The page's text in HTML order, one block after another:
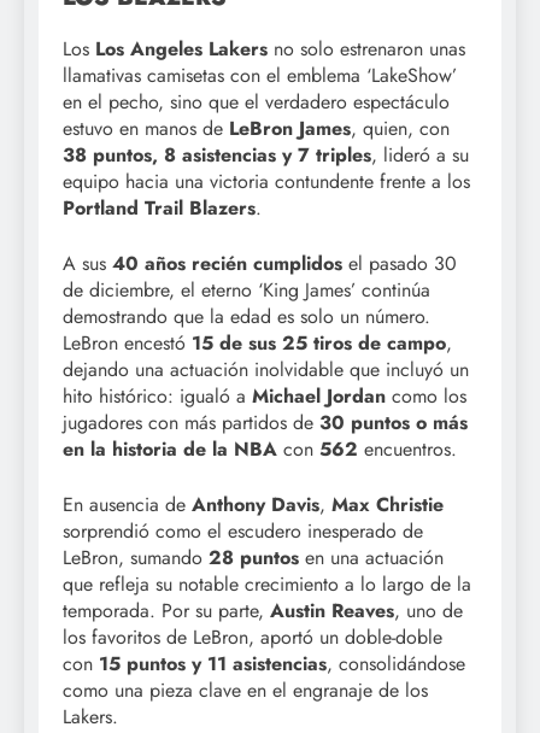
Los Los Angeles Lakers no solo estrenaron unas
llamativas camisetas con el emblema ‘LakeShow’
en el pecho, sino que el verdadero espectáculo
estuvo en manos de LeBron James, quien, con
38 puntos, 8 asistencias y 7 triples, lideró a su
equipo hacia una victoria contundente frente a los
Portland Trail Blazers.
A sus 40 años recién cumplidos el pasado 30
de diciembre, el eterno ‘King James’ continúa
demostrando que la edad es solo un número.
LeBron encestó 15 de sus 25 tiros de campo,
dejando una actuación inolvidable que incluyó un
hito histórico: igualó a Michael Jordan como los
jugadores con más partidos de 30 puntos o más
en la historia de la NBA con 562 encuentros.
En ausencia de Anthony Davis, Max Christie
sorprendió como el escudero inesperado de
LeBron, sumando 28 puntos en una actuación
que refleja su notable crecimiento a lo largo de la
temporada. Por su parte, Austin Reaves, uno de
los favoritos de LeBron, aportó un doble-doble
con 15 puntos y 11 asistencias, consolidándose
como una pieza clave en el engranaje de los
Lakers.